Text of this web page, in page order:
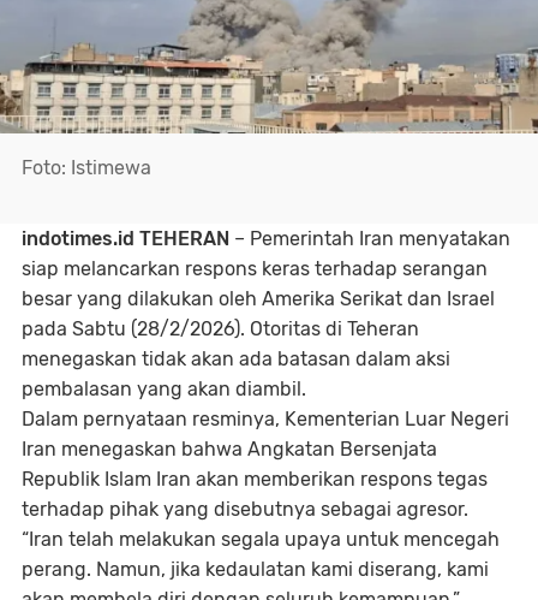
Foto: Istimewa
indotimes.id TEHERAN – Pemerintah Iran menyatakan
siap melancarkan respons keras terhadap serangan
besar yang dilakukan oleh Amerika Serikat dan Israel
pada Sabtu (28/2/2026). Otoritas di Teheran
menegaskan tidak akan ada batasan dalam aksi
pembalasan yang akan diambil.
Dalam pernyataan resminya, Kementerian Luar Negeri
Iran menegaskan bahwa Angkatan Bersenjata
Republik Islam Iran akan memberikan respons tegas
terhadap pihak yang disebutnya sebagai agresor.
“Iran telah melakukan segala upaya untuk mencegah
perang. Namun, jika kedaulatan kami diserang, kami